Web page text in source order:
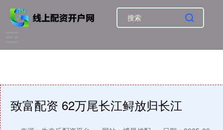
致富配资 62万尾长江鲟放归长江